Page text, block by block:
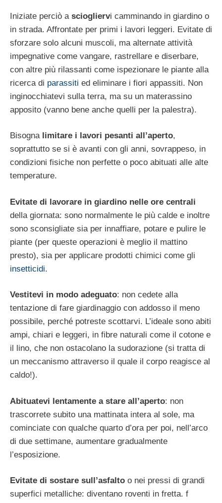
Iniziate perciò a sciogliervi camminando in giardino o
in strada. Affrontate per primi i lavori leggeri. Evitate di
sforzare solo alcuni muscoli, ma alternate attività
impegnative come vangare, rastrellare e diserbare,
con altre più rilassanti come ispezionare le piante alla
ricerca di parassiti ed eliminare i fiori appassiti. Non
inginocchiatevi sulla terra, ma su un materassino
apposito (vanno bene anche quelli per la palestra).
Bisognalimitare i lavori pesanti all’aperto,
soprattutto se si è avanti con gli anni, sovrappeso, in
condizioni fisiche non perfette o poco abituati alle alte
temperature.
Evitate di lavorare in giardino nelle ore centrali
della giornata: sono normalmente le più calde e inoltre
sono sconsigliate sia per innaffiare, potare e pulire le
piante (per queste operazioni è meglio il mattino
presto), sia per applicare prodotti chimici come gli
insetticidi.
Vestitevi in modo adeguato: non cedete alla
tentazione di fare giardinaggio con addosso il meno
possibile, perché potreste scottarvi. L’ideale sono abiti
ampi, chiari e leggeri, in fibre naturali come il cotone e
il lino, che non ostacolano la sudorazione (si tratta di
un meccanismo attraverso il quale il corpo reagisce al
caldo!).
Abituatevi lentamente a stare all’aperto: non
trascorrete subito una mattinata intera al sole, ma
cominciate con qualche quarto d’ora per poi, nell’arco
di due settimane, aumentare gradualmente
l’esposizione.
Evitate di sostare sull’asfalto o nei pressi di grandi
superfici metalliche: diventano roventi in fretta. f